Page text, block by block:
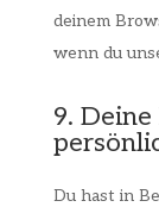
deinem
wenn du
9.
Du hast in